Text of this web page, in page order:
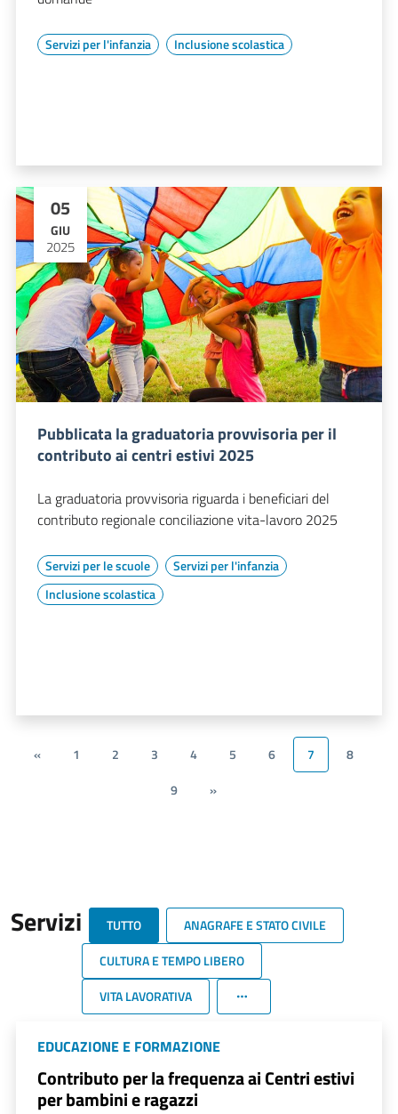
Servizi per l'infanzia Inclusione scolastica
05
GIU
2025
Pubblicata la graduatoria provvisoria per il
contributo ai centri estivi 2025
La graduatoria provvisoria riguarda i beneficiari del
contributo regionale conciliazione vita-lavoro 2025
Servizi per le scuole
Servizi per l'infanzia
Inclusione scolastica
« 1 2 3 4 5 6 7
8
9
»
Servizi TUTTO
ANAGRAFE E STATO CIVILE
CULTURA E TEMPO LIBERO
VITA LAVORATIVA
EDUCAZIONE E FORMAZIONE
Contributo per la frequenza ai Centri estivi
per bambini e ragazzi